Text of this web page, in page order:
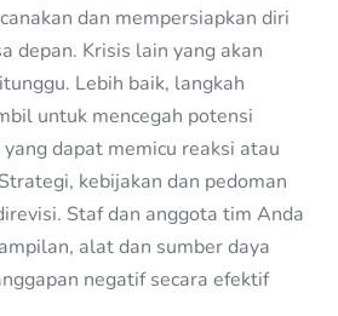
dan mempersiapkan diri
depan. Krisis lain yang akan
Lebih baik, langkah
untuk mencegah potensi
dapat memicu reaksi atau
kebijakan dan pedoman
Staf dan anggota tim Anda
alat dan sumber daya
negatif secara efektif